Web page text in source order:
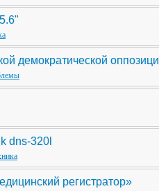
демократической оппозици
dns-320l
регистратор»